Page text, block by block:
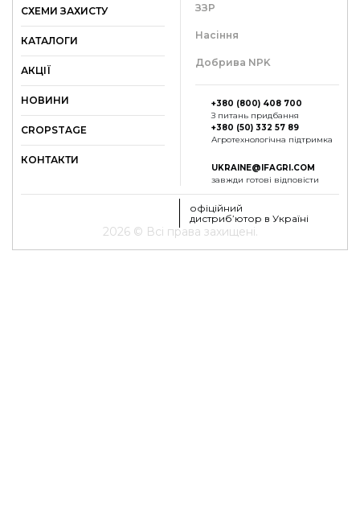
2026 © Всі права захищені.
СХЕМИ ЗАХИСТУ
КАТАЛОГИ
АКЦІЇ
НОВИНИ
СROPSTAGE
КОНТАКТИ
ЗЗР
Насіння
Добрива NPK
+380 (800) 408 700
З питань придбання
+380 (50) 332 57 89
Агротехнологічна підтримка
UKRAINE@IFAGRI.COM
завжди готові відповісти
офіційний
дистриб’ютор в Україні